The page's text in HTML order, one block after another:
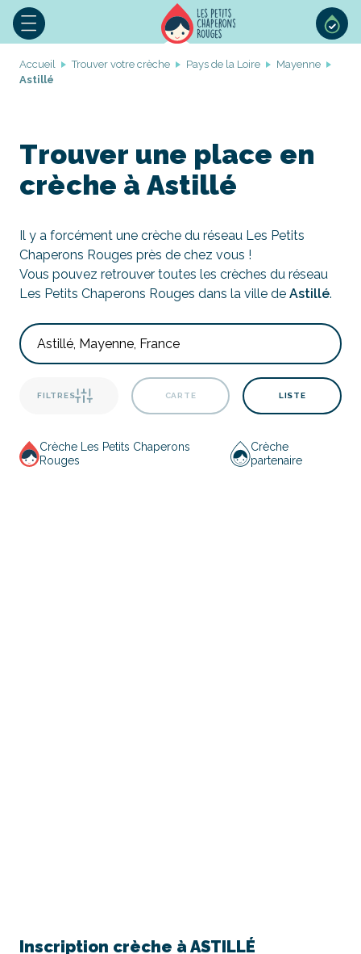
Accueil Trouver votre crèche Pays de la Loire
Mayenne
Astillé
Trouver une place en
crèche à Astillé
Il y a forcément une crèche du réseau Les Petits
Chaperons Rouges près de chez vous !
Vous pouvez retrouver toutes les crèches du réseau
Les Petits Chaperons Rouges dans la ville de Astillé.
FILTRES CARTE LISTE
Crèche Les Petits Chaperons
Rouges
Crèche
partenaire
Inscription crèche à ASTILLÉ